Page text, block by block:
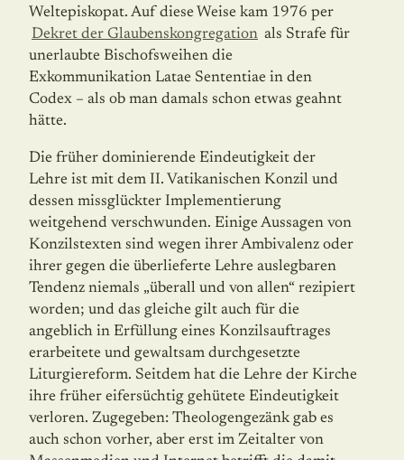
Weltepiskopat. Auf diese Weise kam 1976 per
Dekret der Glaubenskon­gre­gation als Strafe für
unerlaubte Bischofsweihen die
Exkommunikation Latae Sententiae in den
Codex – als ob man damals schon etwas geahnt
hätte.
Die früher dominierende Eindeutigkeit der
Lehre ist mit dem II. Vatikanischen Konzil und
dessen missglückter Implementierung
weitgehend verschwunden. Einige Aussagen von
Konzilstexten sind wegen ihrer Ambivalenz oder
ihrer gegen die überlieferte Lehre auslegbaren
Tendenz niemals „überall und von allen“ rezipiert
worden; und das gleiche gilt auch für die
angeblich in Erfüllung eines Konzilsauftrages
erarbeitete und gewaltsam durchgesetzte
Liturgiereform. Seitdem hat die Lehre der Kirche
ihre früher eifersüchtig gehütete Eindeutigkeit
verloren. Zugegeben: Theologengezänk gab es
auch schon vorher, aber erst im Zeitalter von